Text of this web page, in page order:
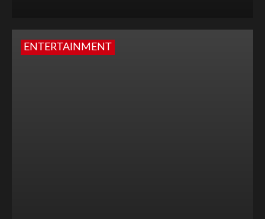
ENTERTAINMENT